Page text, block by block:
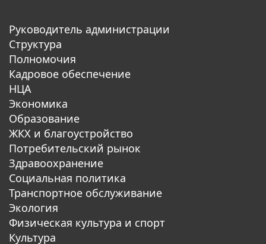
Руководитель администрации
Структура
Полномочия
Кадровое обеспечение
НЦА
Экономика
Образование
ЖКХ и благоустройство
Потребительский рынок
Здравоохранение
Социальная политика
Транспортное обслуживание
Экология
Физическая культура и спорт
Культура